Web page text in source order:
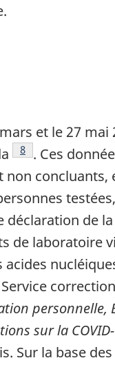
et le 27
Note de bas de
8 . Ces
de
de
de page
Service
personnelle,
sur la
Sur la base